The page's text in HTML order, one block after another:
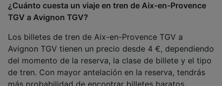
¿Cuánto cuesta un viaje en tren de Aix-en-Provence
TGV a Avignon TGV?
Los billetes de tren de Aix-en-Provence TGV a
Avignon TGV tienen un precio desde 4 €, dependiendo
del momento de la reserva, la clase de billete y el tipo
de tren. Con mayor antelación en la reserva, tendrás